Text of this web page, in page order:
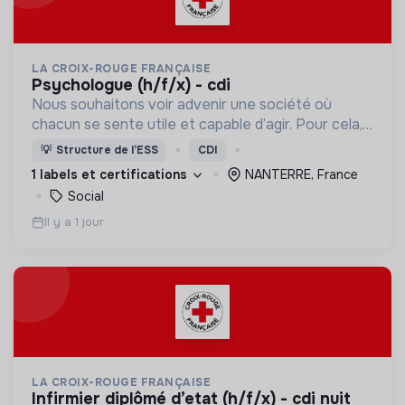
LA CROIX-ROUGE FRANÇAISE
psychologue (h/f/x) - cdi
Nous souhaitons voir advenir une société où
chacun se sente utile et capable d’agir. Pour cela,
nous proposons des moyens et des lieux
d’engagement innovants et adaptés à tous.
💡 Structure de l’ESS CDI
1 labels et certifications
NANTERRE, France
Social
Il y a 1 jour
LA CROIX-ROUGE FRANÇAISE
infirmier diplômé d’etat (h/f/x) - cdi nuit